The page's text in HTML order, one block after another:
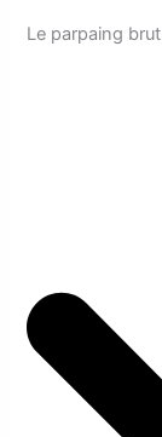
Le parpaing